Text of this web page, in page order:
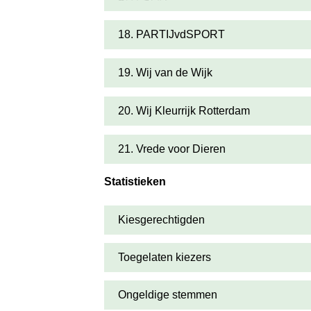
18. PARTIJvdSPORT
19. Wij van de Wijk
20. Wij Kleurrijk Rotterdam
21. Vrede voor Dieren
Statistieken
Kiesgerechtigden
Toegelaten kiezers
Ongeldige stemmen